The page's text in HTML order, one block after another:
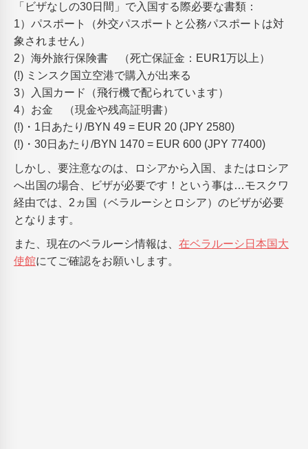
「ビザなしの30日間」で入国する際必要な書類：
1）パスポート（外交パスポートと公務パスポートは対
象されません）
2）海外旅行保険書 （死亡保証金：EUR1万以上）
(!) ミンスク国立空港で購入が出来る
3）入国カード（飛行機で配られています）
4）お金 （現金や残高証明書）
(!)・1日あたり/BYN 49 = EUR 20 (JPY 2580)
(!)・30日あたり/BYN 1470 = EUR 600 (JPY 77400)
しかし、要注意なのは、ロシアから入国、またはロシア
へ出国の場合、ビザが必要です！という事は…モスクワ
経由では、2ヵ国（ベラルーシとロシア）のビザが必要
となります。
また、現在のベラルーシ情報は、 在ベラルーシ日本国大
使館にてご確認をお願いします。